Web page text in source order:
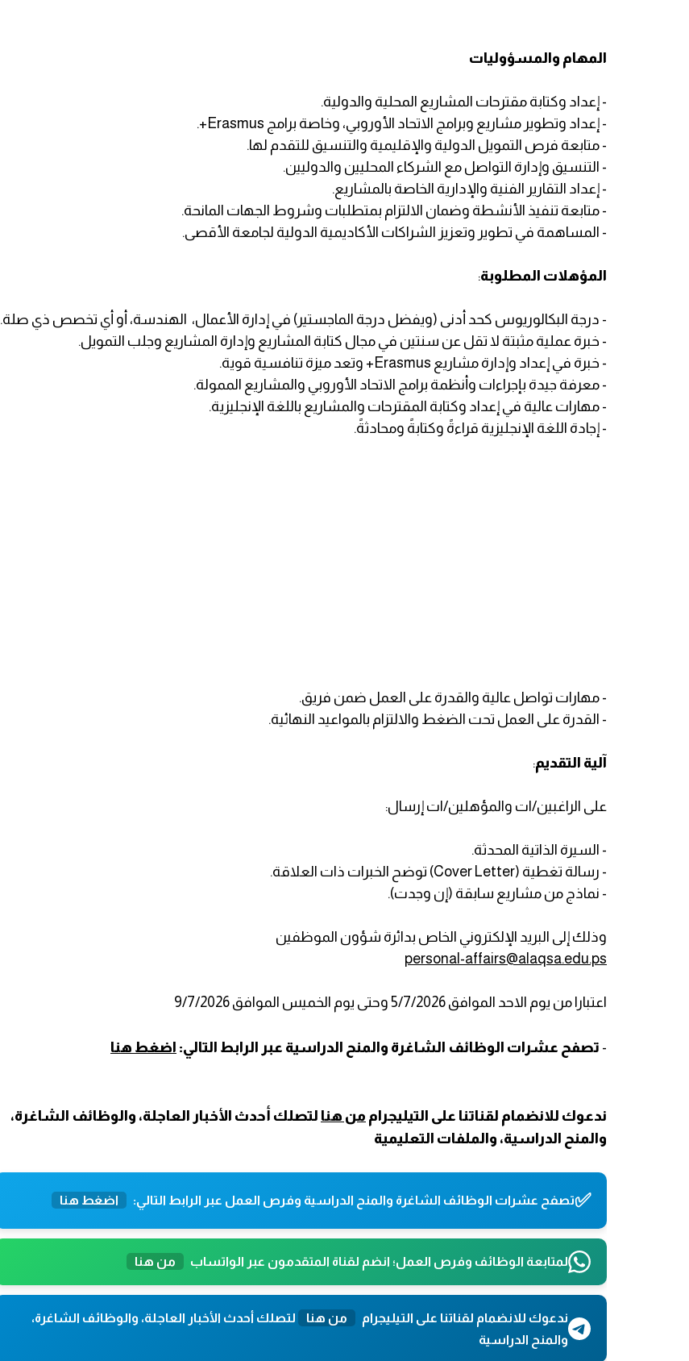
المهام والمسؤوليات
- إعداد وكتابة مقترحات المشاريع المحلية والدولية.
- إعداد وتطوير مشاريع وبرامج الاتحاد الأوروبي، وخاصة برامج Erasmus+.
- متابعة فرص التمويل الدولية والإقليمية والتنسيق للتقدم لها.
- التنسيق وإدارة التواصل مع الشركاء المحليين والدوليين.
- إعداد التقارير الفنية والإدارية الخاصة بالمشاريع.
- متابعة تنفيذ الأنشطة وضمان الالتزام بمتطلبات وشروط الجهات المانحة.
- المساهمة في تطوير وتعزيز الشراكات الأكاديمية الدولية لجامعة الأقصى.
المؤهلات المطلوبة:
- درجة البكالوريوس كحد أدنى (ويفضل درجة الماجستير) في إدارة الأعمال، الهندسة، أو أي تخصص ذي صلة.
- خبرة عملية مثبتة لا تقل عن سنتين في مجال كتابة المشاريع وإدارة المشاريع وجلب التمويل.
- خبرة في إعداد وإدارة مشاريع Erasmus+ وتعد ميزة تنافسية قوية.
- معرفة جيدة بإجراءات وأنظمة برامج الاتحاد الأوروبي والمشاريع الممولة.
- مهارات عالية في إعداد وكتابة المقترحات والمشاريع باللغة الإنجليزية.
- إجادة اللغة الإنجليزية قراءةً وكتابةً ومحادثةً.
- مهارات تواصل عالية والقدرة على العمل ضمن فريق.
- القدرة على العمل تحت الضغط والالتزام بالمواعيد النهائية.
آلية التقديم:
على الراغبين/ات والمؤهلين/ات إرسال:
- السيرة الذاتية المحدثة.
- رسالة تغطية (Cover Letter) توضح الخبرات ذات العلاقة.
- نماذج من مشاريع سابقة (إن وجدت).
وذلك إلى البريد الإلكتروني الخاص بدائرة شؤون الموظفين
personal-affairs@alaqsa.edu.ps
اعتبارا من يوم الاحد الموافق 5/7/2026 وحتى يوم الخميس الموافق 9/7/2026
- تصفح عشرات الوظائف الشاغرة والمنح الدراسية عبر الرابط التالي: اضغط هنا
ندعوك للانضمام لقناتنا على التيليجرام من هنا لتصلك أحدث الأخبار العاجلة، والوظائف الشاغرة،
والمنح الدراسية، والملفات التعليمية
✅تصفح عشرات الوظائف الشاغرة والمنح الدراسية وفرص العمل عبر الرابط التالي: اضغط هنا
لمتابعة الوظائف وفرص العمل؛ انضم لقناة المتقدمون عبر الواتساب من هنا
ندعوك للانضمام لقناتنا على التيليجرام من هنا
لتصلك أحدث الأخبار العاجلة، والوظائف الشاغرة،
والمنح الدراسية